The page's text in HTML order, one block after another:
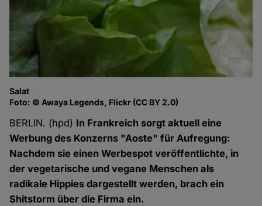
Salat
Foto: © Awaya Legends, Flickr (CC BY 2.0)
BERLIN. (hpd) In Frankreich sorgt aktuell eine
Werbung des Konzerns "Aoste" für Aufregung:
Nachdem sie einen Werbespot veröffentlichte, in
der vegetarische und vegane Menschen als
radikale Hippies dargestellt werden, brach ein
Shitstorm über die Firma ein.